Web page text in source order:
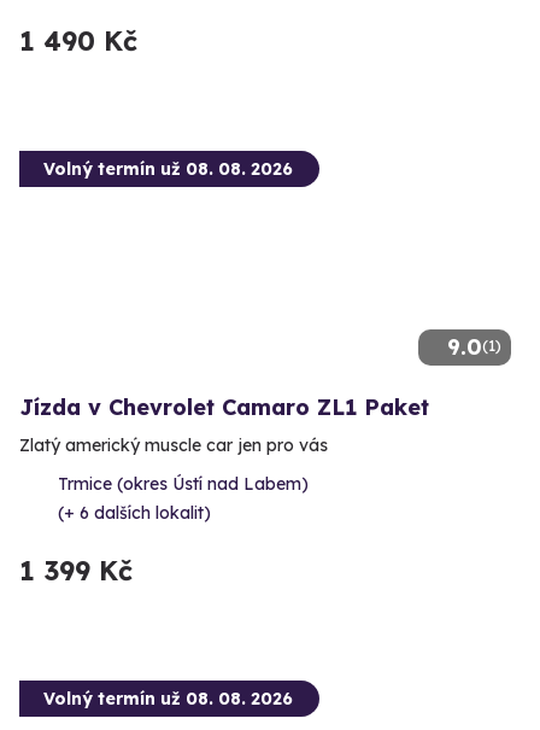
1 490 Kč
9.0(1)
Volný termín už 08. 08. 2026
Jízda v Chevrolet Camaro ZL1 Paket
Zlatý americký muscle car jen pro vás
Trmice (okres Ústí nad Labem)
(+ 6 dalších lokalit)
1 399 Kč
Volný termín už 08. 08. 2026